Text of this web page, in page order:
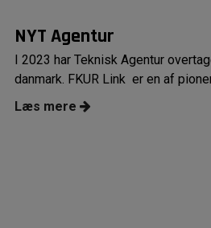
NYT Agentur
I 2023 har Teknisk Agentur
danmark. FKUR Link er en af
Læs mere